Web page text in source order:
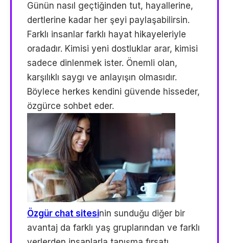
Günün nasıl geçtiğinden tut, hayallerine,
dertlerine kadar her şeyi paylaşabilirsin.
Farklı insanlar farklı hayat hikayeleriyle
oradadır. Kimisi yeni dostluklar arar, kimisi
sadece dinlenmek ister. Önemli olan,
karşılıklı saygı ve anlayışın olmasıdır.
Böylece herkes kendini güvende hisseder,
özgürce sohbet eder.
Özgür chat sitesinin sunduğu diğer bir
avantaj da farklı yaş gruplarından ve farklı